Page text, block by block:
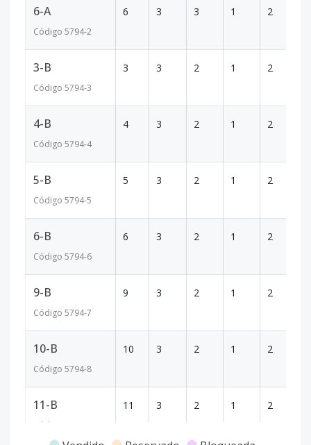
6-A
Código 5794-2
6 3 3 1 2
3-B
Código 5794-3
3 3 2 1 2
4-B
Código 5794-4
4 3 2 1 2
5-B
Código 5794-5
5 3 2 1 2
6-B
Código 5794-6
6 3 2 1 2
9-B
Código 5794-7
9 3 2 1 2
10-B
Código 5794-8
10 3 2 1 2
11-B
Código
11 3 2 1 2